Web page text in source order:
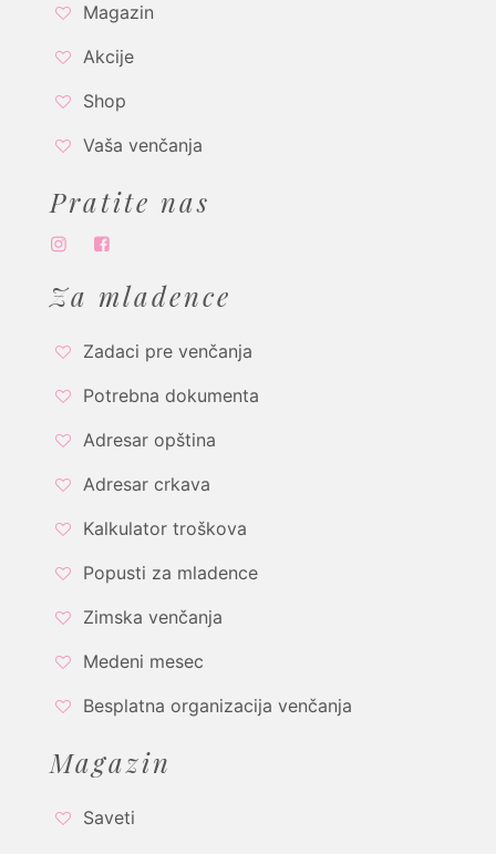
Magazin
Akcije
Shop
Vaša venčanja
Pratite nas
Za mladence
Zadaci pre venčanja
Potrebna dokumenta
Adresar opština
Adresar crkava
Kalkulator troškova
Popusti za mladence
Zimska venčanja
Medeni mesec
Besplatna organizacija venčanja
Magazin
Saveti